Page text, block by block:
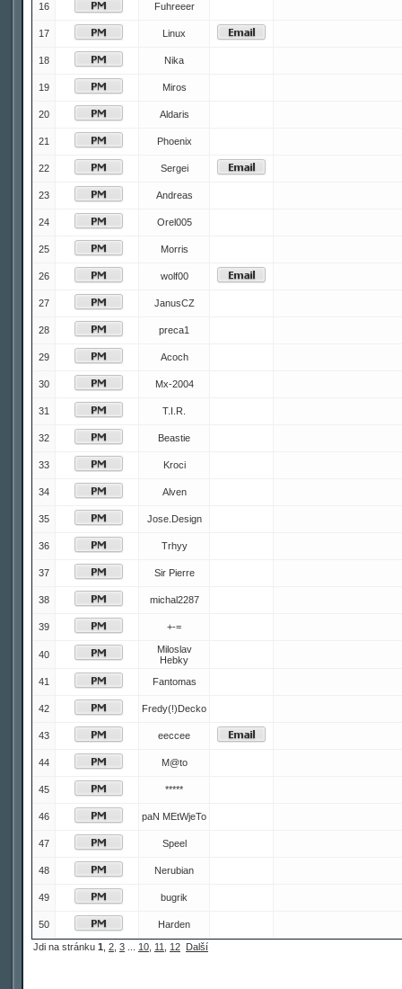
16 Fuhreeer
17 Linux
18 Nika
19 Miros
20 Aldaris
21 Phoenix
22 Sergei
23 Andreas
24 Orel005
25 Morris
26 wolf00
27 JanusCZ
28 preca1
29 Acoch
30 Mx-2004
31 T.I.R.
32 Beastie
33 Kroci
34 Alven
35 Jose.Design
36 Trhyy
37 Sir Pierre
38 michal2287
39 +-=
40
Miloslav
Hebky
41
Fantomas
42 Fredy(!)Decko
43 eeccee
44 M@to
45 *****
46 paN MEtWjeTo
47 Speel
48 Nerubian
49 bugrik
50 Harden
Jdi na stránku 1 2 3 10 11 12 Další